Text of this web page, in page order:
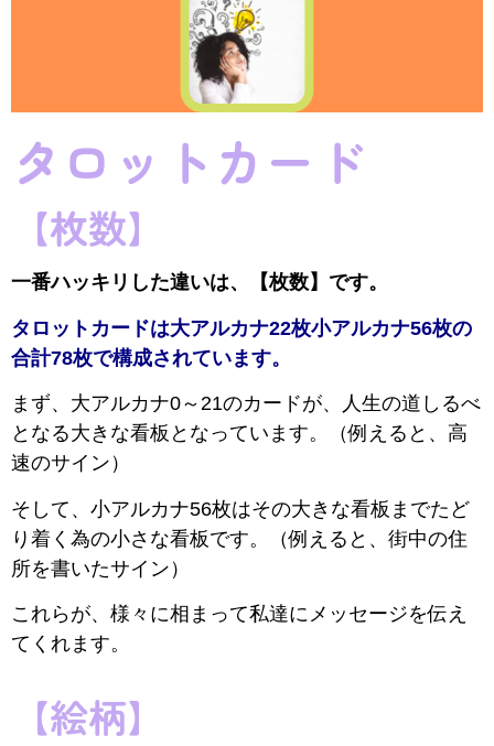
タロットカード
【枚数】
一番ハッキリした違いは、【枚数】です。
タロットカードは大アルカナ22枚小アルカナ56枚の
合計78枚で構成されています。
まず、大アルカナ0～21のカードが、人生の道しるべ
となる大きな看板となっています。（例えると、高
速のサイン）
そして、小アルカナ56枚はその大きな看板までたど
り着く為の小さな看板です。（例えると、街中の住
所を書いたサイン）
これらが、様々に相まって私達にメッセージを伝え
てくれます。
【絵柄】